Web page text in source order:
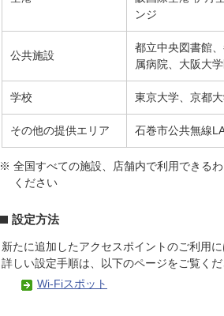
ンジ
公共施設
都立中央図書館
属病院、大阪大
学校 東京大学、京都
その他の提供エリア 石巻市公共無線
※ 全国すべての施設、店舗内で利用できる
ください
設定方法
新たに追加したアクセスポイントのご利用
詳しい設定手順は、以下のページをご覧くだ
Wi-Fiスポット